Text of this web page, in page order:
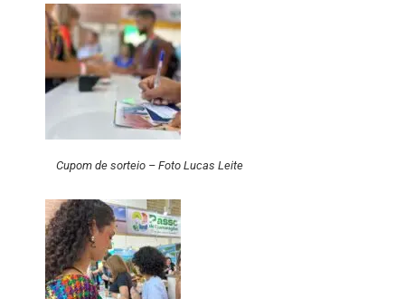
Cupom de sorteio – Foto Lucas Leite